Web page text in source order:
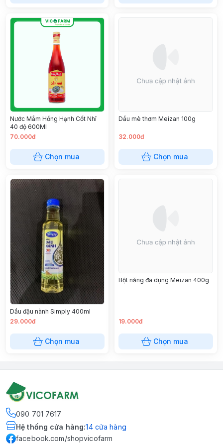
Nước Mắm Hồng Hạnh Cốt Nhĩ
40 độ 600Ml
70.000đ
Chọn mua
Dầu mè thơm Meizan 100g
32.000đ
Chọn mua
Dầu đậu nành Simply 400ml
29.000đ
Chọn mua
Bột năng đa dụng Meizan 400g
19.000đ
Chọn mua
090 701 7617
Hệ thống cửa hàng:14 cửa hàng
facebook.com/shopvicofarm